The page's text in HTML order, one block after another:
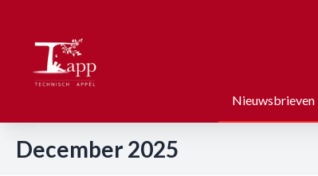
Nieuwsbrieven
December 2025